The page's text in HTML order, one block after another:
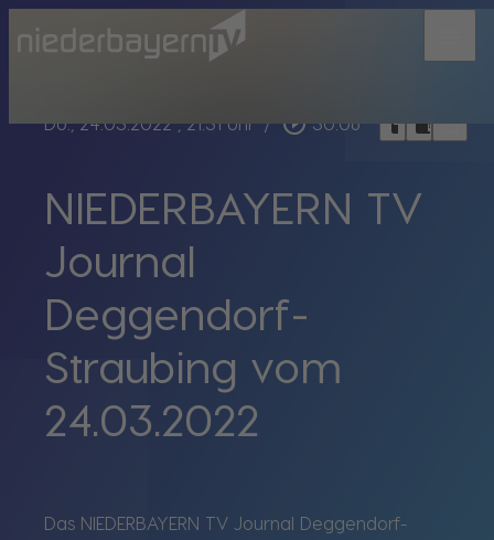
Do., 24.03.2022, 21:31 Uhr / play_circle_outline 30:06 headphoneschrome_reader_modebookmark_border
NIEDERBAYERN TV
Journal
Deggendorf-
Straubing vom
24.03.2022
Das NIEDERBAYERN TV Journal Deggendorf-